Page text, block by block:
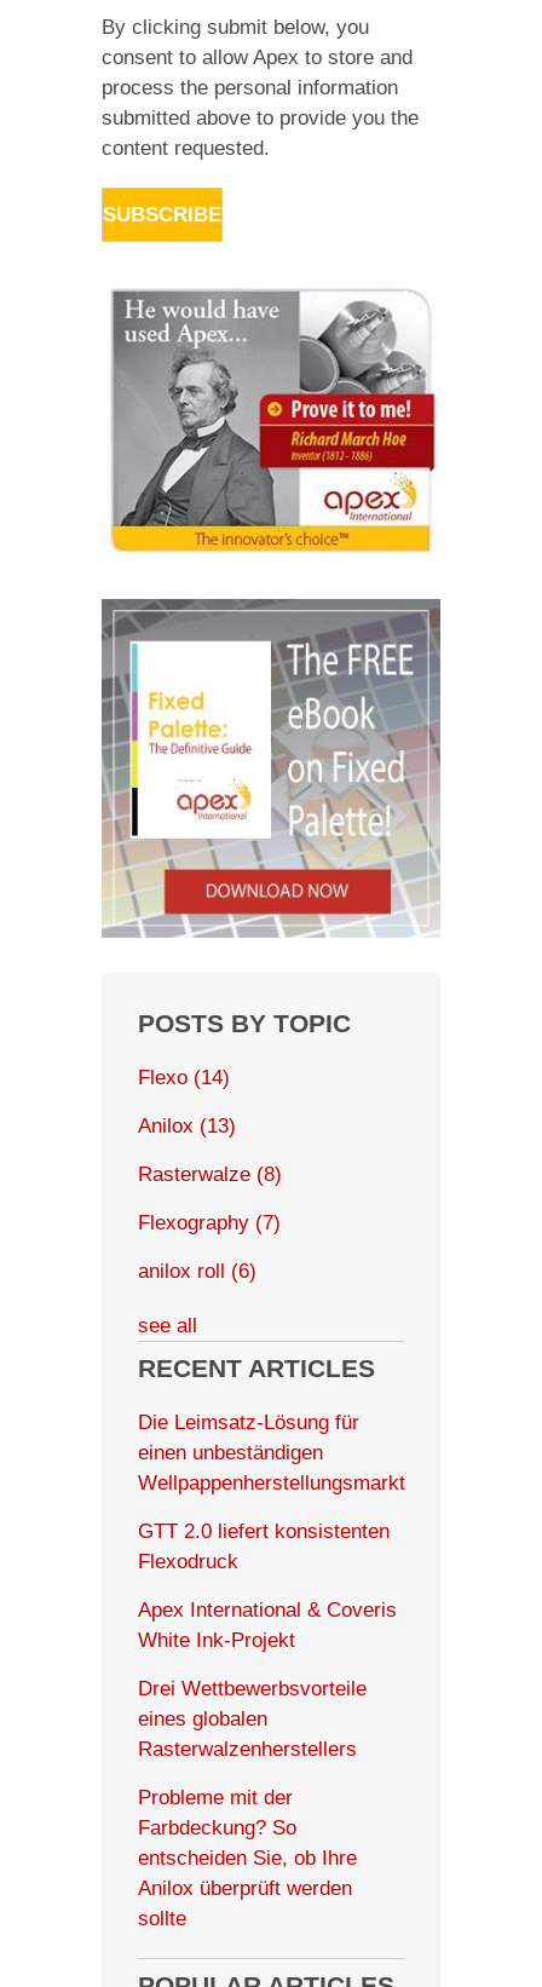
By clicking submit below, you
consent to allow Apex to store and
process the personal information
submitted above to provide you the
content requested.
POSTS BY TOPIC
Flexo (14)
Anilox (13)
Rasterwalze (8)
Flexography (7)
anilox roll (6)
see all
RECENT ARTICLES
Die Leimsatz-Lösung für
einen unbeständigen
Wellpappenherstellungsmarkt
GTT 2.0 liefert konsistenten
Flexodruck
Apex International & Coveris
White Ink-Projekt
Drei Wettbewerbsvorteile
eines globalen
Rasterwalzenherstellers
Probleme mit der
Farbdeckung? So
entscheiden Sie, ob Ihre
Anilox überprüft werden
sollte